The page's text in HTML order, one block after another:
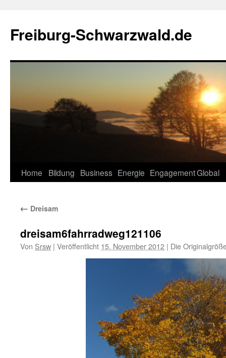
springen
Freiburg-Schwarzwald.de
Home Bildung Business Energie EngagementGlobal
← Dreisam
dreisam6fahrradweg121106
Von Srsw | Veröffentlicht 15. November 2012 | Die